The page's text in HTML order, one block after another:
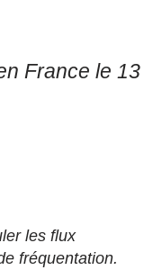
France le 13
les flux
fréquentation.